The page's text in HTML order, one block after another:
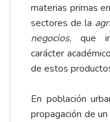
materias primas
sectores de la
negocios, que
carácter
de estos
En población
propagación de